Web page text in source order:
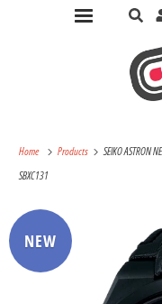
Home Products
SEIKO ASTRON
SBXC131
NEW